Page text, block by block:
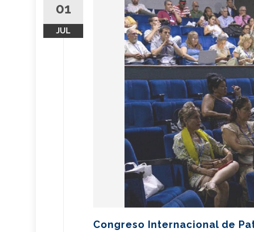
01
JUL
Congreso Internacional de